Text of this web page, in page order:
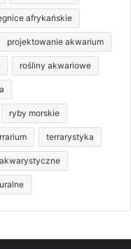
afrykańskie
projektowanie akwarium
rośliny akwariowe
ryby morskie
terrarystyka